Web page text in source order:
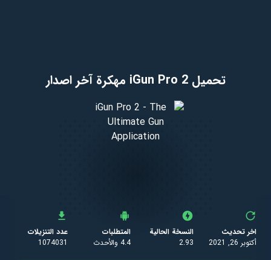
تحميل iGun Pro 2 مهكرة آخر اصدار
اخر تحديث
أكتوبر 26, 2021
النسخة الحالية
2.93
المتطلبات
4.4 والأحدث
عدد التنزيلات
1074031